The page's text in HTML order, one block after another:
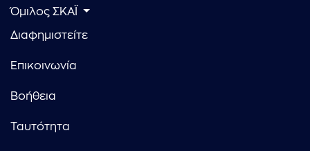
Όμιλος ΣΚΑΪ
Διαφημιστείτε
Επικοινωνία
Βοήθεια
Ταυτότητα